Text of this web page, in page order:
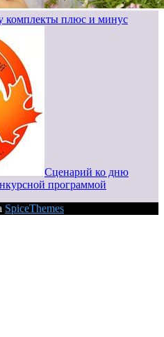
комплекты плюс и минус
Сценарий ко дню
программой
SpiceThemes